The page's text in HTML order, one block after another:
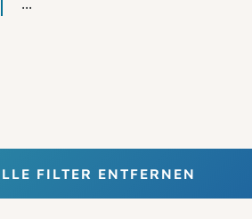
FILTER ENTFERNEN